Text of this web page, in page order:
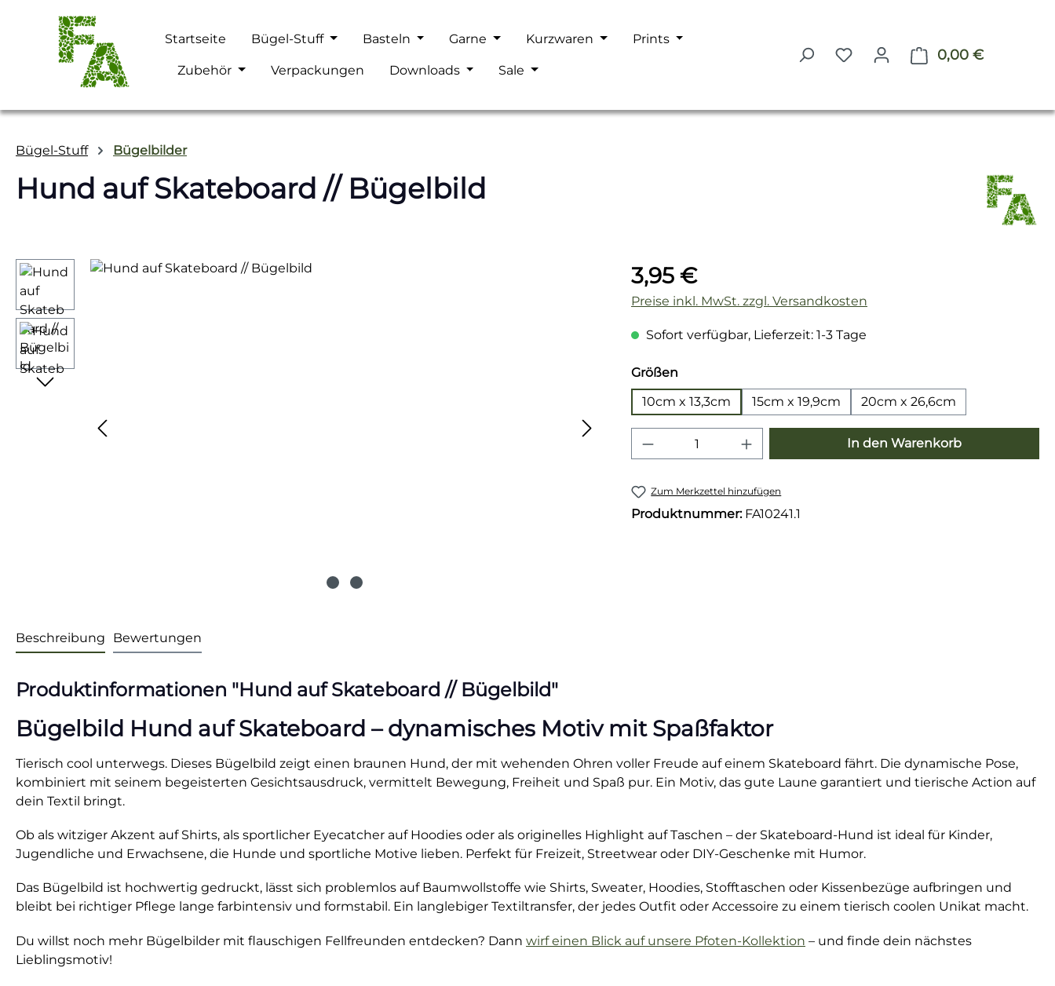
Hauptinhalt springen
Zur Suche springen
Zur Hauptnavigation springen
Startseite
Bügel-Stuff Basteln Garne Kurzwaren Prints
Zubehör Verpackungen Downloads Sale
0,00 €
Bügel-Stuff Bügelbilder
Hund auf Skateboard // Bügelbild
Bildergalerie überspringen Regulärer Preis:
3,95 €
Preise inkl. MwSt. zzgl. Versandkosten
Sofort verfügbar, Lieferzeit: 1-3 Tage
Größen
10cm x 13,3cm
15cm x 19,9cm 20cm x 26,6cm
Produkt Anzahl: Gib den gewünschten
In den Warenkorb
Zum Merkzettel hinzufügen
Produktnummer: FA10241.1
Beschreibung Bewertungen
Produktinformationen "Hund auf Skateboard // Bügelbild"
Bügelbild Hund auf Skateboard – dynamisches Motiv mit Spaßfaktor
Tierisch cool unterwegs. Dieses Bügelbild zeigt einen braunen Hund, der mit wehenden Ohren voller Freude auf einem Skateboard fährt. Die dynamische Pose,
kombiniert mit seinem begeisterten Gesichtsausdruck, vermittelt Bewegung, Freiheit und Spaß pur. Ein Motiv, das gute Laune garantiert und tierische Action auf
dein Textil bringt.
Ob als witziger Akzent auf Shirts, als sportlicher Eyecatcher auf Hoodies oder als originelles Highlight auf Taschen – der Skateboard-Hund ist ideal für Kinder,
Jugendliche und Erwachsene, die Hunde und sportliche Motive lieben. Perfekt für Freizeit, Streetwear oder DIY-Geschenke mit Humor.
Das Bügelbild ist hochwertig gedruckt, lässt sich problemlos auf Baumwollstoffe wie Shirts, Sweater, Hoodies, Stofftaschen oder Kissenbezüge aufbringen und
bleibt bei richtiger Pflege lange farbintensiv und formstabil. Ein langlebiger Textiltransfer, der jedes Outfit oder Accessoire zu einem tierisch coolen Unikat macht.
Du willst noch mehr Bügelbilder mit flauschigen Fellfreunden entdecken? Dann wirf einen Blick auf unsere Pfoten-Kollektion – und finde dein nächstes
Lieblingsmotiv!